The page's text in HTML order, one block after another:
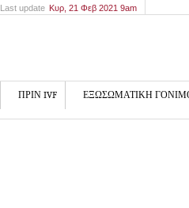
Last update Κυρ, 21 Φεβ 2021 9am
ΠΡΙΝ IVF ΕΞΩΣΩΜΑΤΙΚΗ